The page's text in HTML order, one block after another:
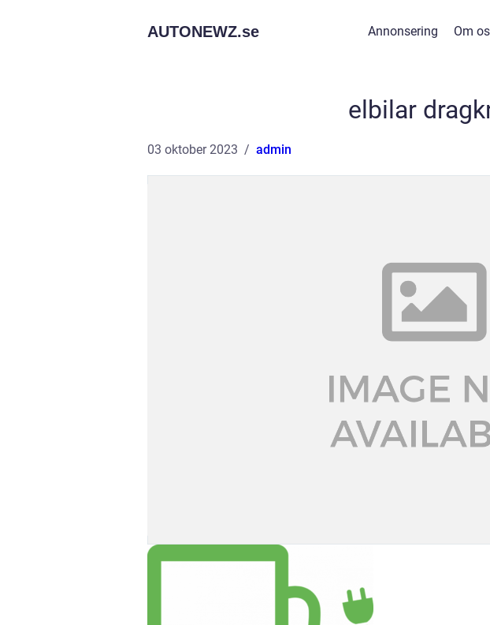
AUTONEWZ.se Annonsering Om
elbilar
03 oktober 2023 admin